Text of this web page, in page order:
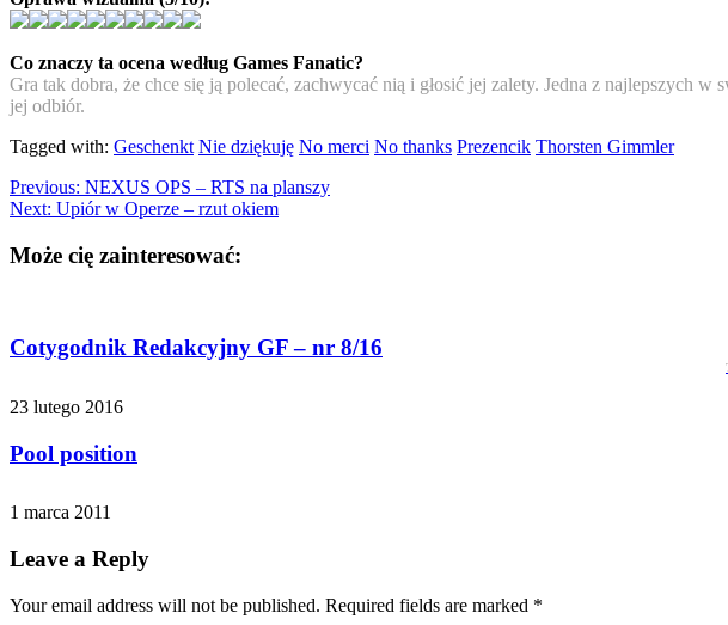
Co znaczy ta ocena według Games Fanatic?
Gra tak dobra, że chce się ją polecać, zachwycać nią i głosić jej zalety. Jedna z najlepszych
jej odbiór.
Tagged with: Geschenkt Nie dziękuję No merci No thanks Prezencik Thorsten Gimmler
Previous: NEXUS OPS – RTS na planszy
Next: Upiór w Operze – rzut okiem
Może cię zainteresować:
Cotygodnik Redakcyjny GF – nr 8/16
23 lutego 2016
Pool position
1 marca 2011
Leave a Reply
Your email address will not be published. Required fields are marked *